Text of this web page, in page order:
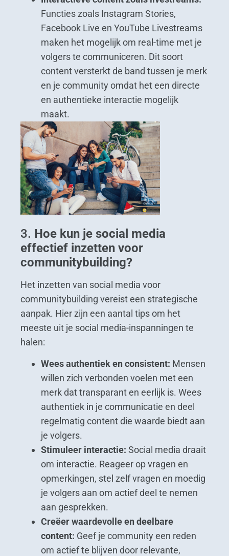
Functies zoals Instagram Stories,
Facebook Live en YouTube Livestreams
maken het mogelijk om real-time met je
volgers te communiceren. Dit soort
content versterkt de band tussen je merk
en je community omdat het een directe
en authentieke interactie mogelijk
maakt.
3. Hoe kun je social media
effectief inzetten voor
communitybuilding?
Het inzetten van social media voor
communitybuilding vereist een strategische
aanpak. Hier zijn een aantal tips om het
meeste uit je social media-inspanningen te
halen:
Wees authentiek en consistent: Mensen
willen zich verbonden voelen met een
merk dat transparant en eerlijk is. Wees
authentiek in je communicatie en deel
regelmatig content die waarde biedt aan
je volgers.
Stimuleer interactie: Social media draait
om interactie. Reageer op vragen en
opmerkingen, stel zelf vragen en moedig
je volgers aan om actief deel te nemen
aan gesprekken.
Creëer waardevolle en deelbare
content: Geef je community een reden
om actief te blijven door relevante,